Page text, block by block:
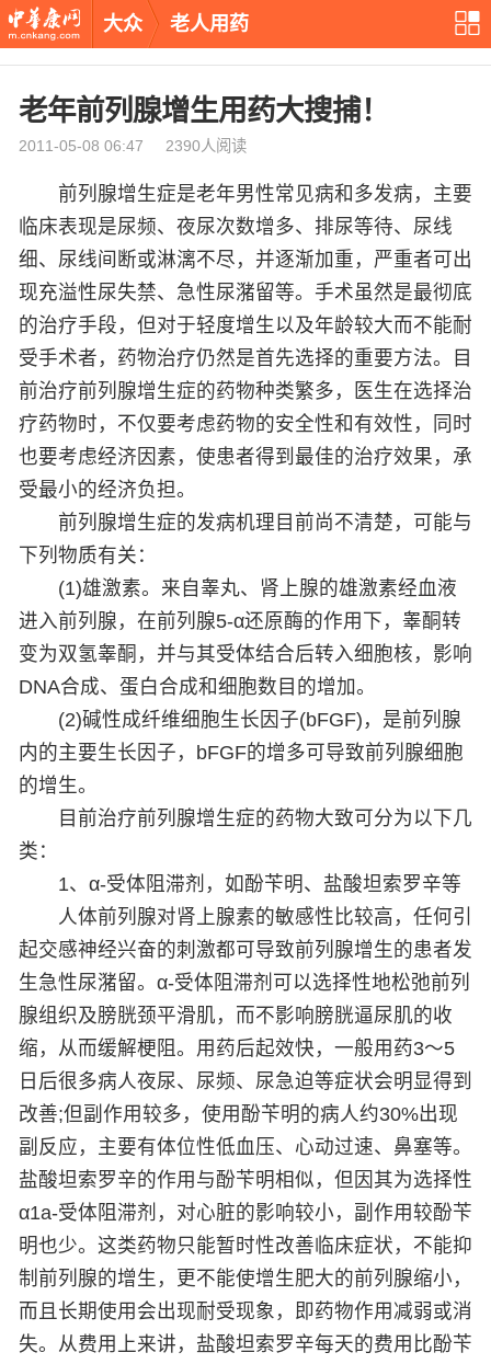
大众 老人用药
老年前列腺增生用药大搜捕！
2011-05-08 06:47 2390人阅读
前列腺增生症是老年男性常见病和多发病，主要
临床表现是尿频、夜尿次数增多、排尿等待、尿线
细、尿线间断或淋漓不尽，并逐渐加重，严重者可出
现充溢性尿失禁、急性尿潴留等。手术虽然是最彻底
的治疗手段，但对于轻度增生以及年龄较大而不能耐
受手术者，药物治疗仍然是首先选择的重要方法。目
前治疗前列腺增生症的药物种类繁多，医生在选择治
疗药物时，不仅要考虑药物的安全性和有效性，同时
也要考虑经济因素，使患者得到最佳的治疗效果，承
受最小的经济负担。
前列腺增生症的发病机理目前尚不清楚，可能与
下列物质有关：
(1)雄激素。来自睾丸、肾上腺的雄激素经血液
进入前列腺，在前列腺5-α还原酶的作用下，睾酮转
变为双氢睾酮，并与其受体结合后转入细胞核，影响
DNA合成、蛋白合成和细胞数目的增加。
(2)碱性成纤维细胞生长因子(bFGF)，是前列腺
内的主要生长因子，bFGF的增多可导致前列腺细胞
的增生。
目前治疗前列腺增生症的药物大致可分为以下几
类：
1、α-受体阻滞剂，如酚苄明、盐酸坦索罗辛等
人体前列腺对肾上腺素的敏感性比较高，任何引
起交感神经兴奋的刺激都可导致前列腺增生的患者发
生急性尿潴留。α-受体阻滞剂可以选择性地松弛前列
腺组织及膀胱颈平滑肌，而不影响膀胱逼尿肌的收
缩，从而缓解梗阻。用药后起效快，一般用药3～5
日后很多病人夜尿、尿频、尿急迫等症状会明显得到
改善;但副作用较多，使用酚苄明的病人约30%出现
副反应，主要有体位性低血压、心动过速、鼻塞等。
盐酸坦索罗辛的作用与酚苄明相似，但因其为选择性
α1a-受体阻滞剂，对心脏的影响较小，副作用较酚苄
明也少。这类药物只能暂时性改善临床症状，不能抑
制前列腺的增生，更不能使增生肥大的前列腺缩小，
而且长期使用会出现耐受现象，即药物作用减弱或消
失。从费用上来讲，盐酸坦索罗辛每天的费用比酚苄